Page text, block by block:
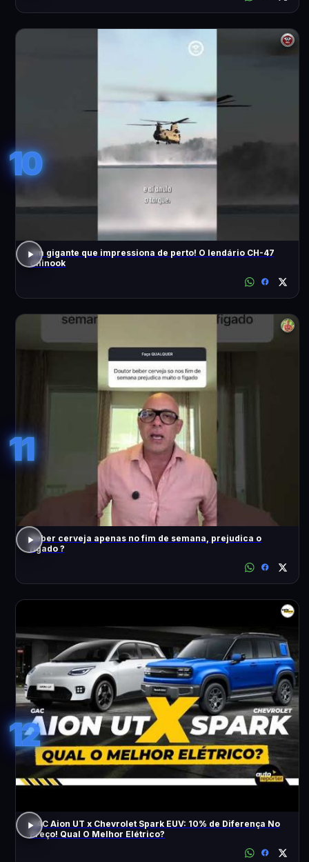
10
Um gigante que impressiona de perto! O lendário CH-47
Chinook
11
Beber cerveja apenas no fim de semana, prejudica o
fígado ?
12
GAC Aion UT x Chevrolet Spark EUV: 10% de Diferença No
Preço! Qual O Melhor Elétrico?